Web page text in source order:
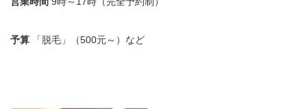
予算 「脱毛」（500元～）など